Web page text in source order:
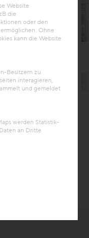
Website
die
oder den
Ohne
kann die Website
Besitzern zu
interagieren,
und gemeldet
werden Statistik-
an Dritte